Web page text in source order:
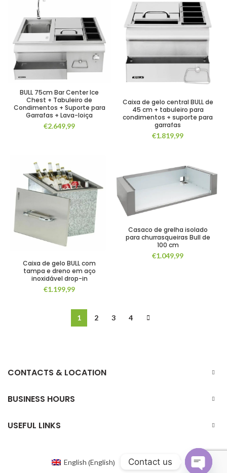
BULL 75cm Bar Center Ice
Chest + Tabuleiro de
Condimentos + Suporte para
Garrafas + Lava-loiça
€2.649,99
Caixa de gelo central BULL de
45 cm + tabuleiro para
condimentos + suporte para
garrafas
€1.819,99
Caixa de gelo BULL com
tampa e dreno em aço
inoxidável drop-in
€1.199,99
Casaco de grelha isolado
para churrasqueiras Bull de
100 cm
€1.049,99
1 2 3 4
CONTACTS & LOCATION
BUSINESS HOURS
USEFUL LINKS
English (English) Portuguese
Contact us